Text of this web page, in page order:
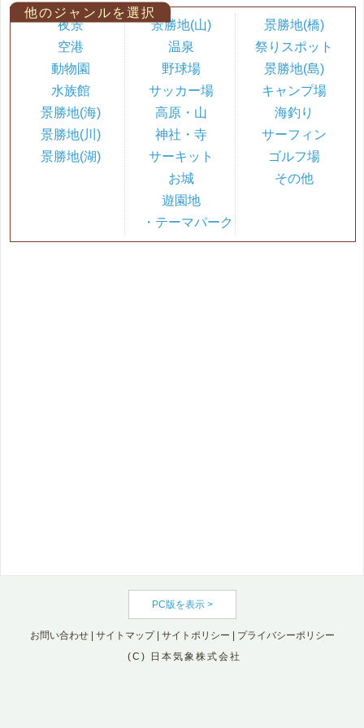
他のジャンルを選択
夜景
空港
動物園
水族館
景勝地(海)
景勝地(川)
景勝地(湖)
景勝地(山)
温泉
野球場
サッカー場
高原・山
神社・寺
サーキット
お城
遊園地
・テーマパーク
景勝地(橋)
祭りスポット
景勝地(島)
キャンプ場
海釣り
サーフィン
ゴルフ場
その他
PC版を表示 >
お問い合わせ| サイトマップ| サイトポリシー
プライバシーポリシー
(C) 日本気象株式会社